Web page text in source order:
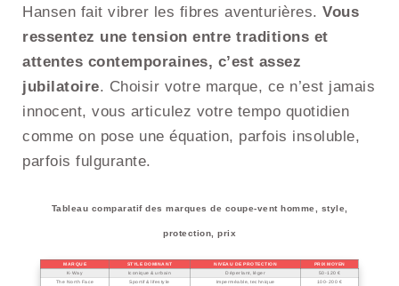
Hansen fait vibrer les fibres aventurières. Vous
ressentez une tension entre traditions et
attentes contemporaines, c’est assez
jubilatoire. Choisir votre marque, ce n’est jamais
innocent, vous articulez votre tempo quotidien
comme on pose une équation, parfois insoluble,
parfois fulgurante.
Tableau comparatif des marques de coupe-vent homme, style,
protection, prix
MARQUE STYLE DOMINANT NIVEAU DE PROTECTION
PRIX MOYEN
K-Way
Iconique & urbain Déperlant, léger
50-120 €
The North Face
Sportif & lifestyle Imperméable, technique
100-200 €